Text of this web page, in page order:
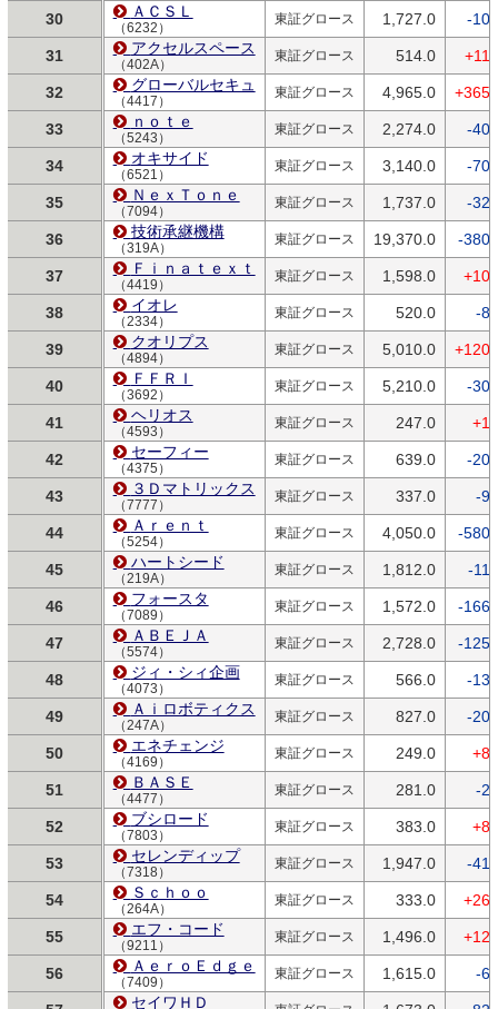
ＡＣＳＬ
（6232）
東証グロース 1,727.0
-
アクセルスペース
（402A）
東証グロース 514.0
グローバルセキュ
（4417）
東証グロース 4,965.0
ｎｏｔｅ
（5243）
東証グロース 2,274.0
-
オキサイド
（6521）
東証グロース 3,140.0
-
ＮｅｘＴｏｎｅ
（7094）
東証グロース 1,737.0
-
技術承継機構
（319A）
東証グロース 19,370.0
-
Ｆｉｎａｔｅｘｔ
（4419）
東証グロース 1,598.0
イオレ
（2334）
東証グロース 520.0
-
クオリプス
（4894）
東証グロース 5,010.0
ＦＦＲＩ
（3692）
東証グロース 5,210.0
-
ヘリオス
（4593）
東証グロース 247.0
セーフィー
（4375）
東証グロース 639.0
-
３Ｄマトリックス
（7777）
東証グロース 337.0
-
Ａｒｅｎｔ
（5254）
東証グロース 4,050.0
-
ハートシード
（219A）
東証グロース 1,812.0
-
フォースタ
（7089）
東証グロース 1,572.0
-
ＡＢＥＪＡ
（5574）
東証グロース 2,728.0
-
ジィ・シィ企画
（4073）
東証グロース 566.0
-
Ａｉロボティクス
（247A）
東証グロース 827.0
-
エネチェンジ
（4169）
東証グロース 249.0
ＢＡＳＥ
（4477）
東証グロース 281.0
-
ブシロード
（7803）
東証グロース 383.0
セレンディップ
（7318）
東証グロース 1,947.0
-
Ｓｃｈｏｏ
（264A）
東証グロース 333.0
エフ・コード
（9211）
東証グロース 1,496.0
ＡｅｒｏＥｄｇｅ
（7409）
東証グロース 1,615.0
-
セイワＨＤ
30
31
32
33
34
35
36
37
38
39
40
41
42
43
44
45
46
47
48
49
50
51
52
53
54
55
56